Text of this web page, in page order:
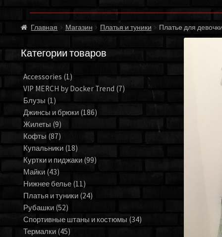
Главная Магазин Платья и туники Платье для
Категории товаров
Accessories (1)
VIP MERCH by Docker Trend (7)
Блузы (1)
Джинсы и брюки (186)
Жилеты (9)
Кофты (87)
Купальники (18)
Куртки и пиджаки (99)
Майки (43)
Нижнее белье (11)
Платья и туники (24)
Рубашки (52)
Спортивные штаны и костюмы (34)
Термалки (45)